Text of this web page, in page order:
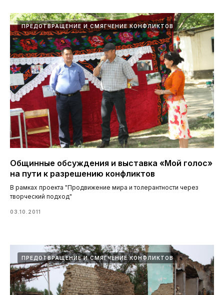
ПРЕДОТВРАЩЕНИЕ И СМЯГЧЕНИЕ КОНФЛИКТОВ
Общинные обсуждения и выставка «Мой голос»
на пути к разрешению конфликтов
В рамках проекта "Продвижение мира и толерантности через
творческий подход"
03.10.2011
ПРЕДОТВРАЩЕНИЕ И СМЯГЧЕНИЕ КОНФЛИКТОВ